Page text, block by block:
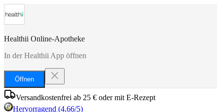
Healthii Online-Apotheke
In der Healthii App öffnen
Öffnen
Versandkostenfrei ab 25 € oder mit E-Rezept
Hervorragend (4,66/5)